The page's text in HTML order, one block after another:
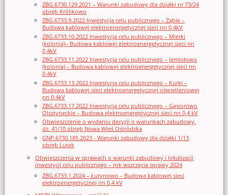
ZBG.6730.129.2021 – Warunki zabudowy dla działki nr 73/24
obręb Królikowo
ZBG.6733.9.2022 Inwestycja celu publicznego – Ząbie –
Budowa kablowej elektroenergetycznej sieci nn 0,4kV
ZBG.6733.10.2022 Inwestycja celu publicznego – Mierki
(kolonia)– Budowa kablowej elektroenergetycznej sieci nn
0,4kV
ZBG.6733.11.2022 Inwestycja celu publicznego – Jemiołowo
(kolonia) – Budowa kablowej elektroenergetycznej sieci nn
0,4kV
ZBG.6733.13.2022 Inwestycja celu publicznego – Kurki –
Budowa kablowej sieci elektroenergetycznej oświetleniowej
nn 0,4kV
ZBG.6733.17.2022 Inwestycja celu publicznego – Gąsiorowo
Olsztyneckie – Budowa elektroenergetycznej sieci nn 0,4 kV
Obwieszczenie o wydaniu decyzji o warunkach zabudowy,
dz. 41/10 obręb Nowa Wieś Ostródzka
GNP.6730.185.2023 - Warunki zabudowy dla działki 1/13
obręb Lutek
Obwieszczenia w sprawach o warunki zabudowy i lokalizacji
inwestycji celu publicznego – rok wszczęcia sprawy 2024
ZBG.6733.1.2024 – Łutynowo – Budowa kablowej sieci
elektroenergetycznej nn 0,4 kV